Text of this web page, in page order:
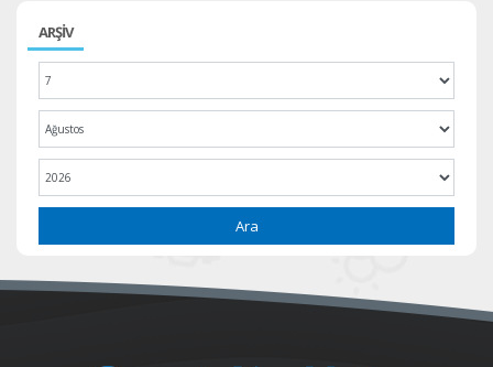
ARŞİV
Ara